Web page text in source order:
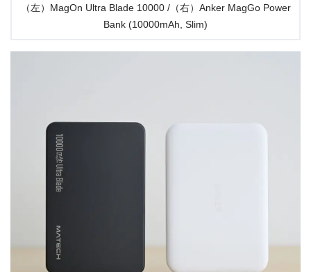
（左）MagOn Ultra Blade 10000 /（右）Anker MagGo Power
Bank (10000mAh, Slim)